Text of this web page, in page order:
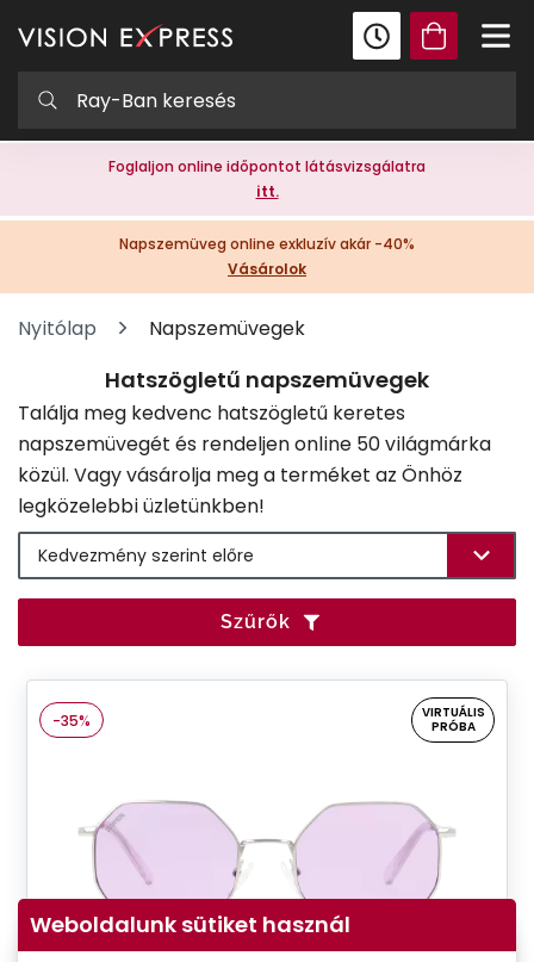
Foglaljon online időpontot látásvizsgálatra
itt.
Napszemüveg online exkluzív akár -40%
Vásárolok
Nyitólap Napszemüvegek
Hatszögletű napszemüvegek
Találja meg kedvenc hatszögletű keretes
napszemüvegét és rendeljen online 50 világmárka
közül. Vagy vásárolja meg a terméket az Önhöz
legközelebbi üzletünkben!
Szűrők
-35%
VIRTUÁLIS
PRÓBA
Weboldalunk sütiket használ